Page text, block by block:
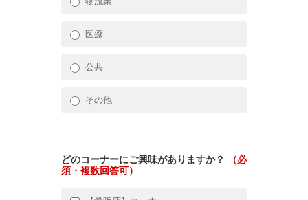
医療
公共
その他
どのコーナーにご興味がありますか？
（必
須・複数回答可）